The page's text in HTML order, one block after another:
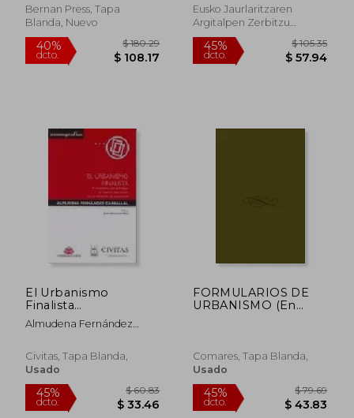
(en Inglés)
Bernan Press, Tapa
Blanda, Nuevo
Eusko Jaurlaritzaren
Argitalpen Zerbitzu
Nagusia / Servicio Central
De Publicaciones Del
Gobierno Vasco, Tapa
El Urbanismo
Finalista
(Monografías)
Almudena Fernández
Civitas, Tapa Blanda,
Usado
FORMULARIOS DE
URBANISMO (En
Comares, Tapa Blanda,
Usado